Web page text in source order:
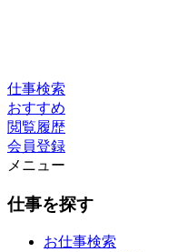
仕事検索
おすすめ
閲覧履歴
会員登録
メニュー
仕事を探す
お仕事検索